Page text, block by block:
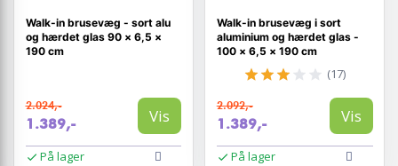
Walk-in brusevæg - sort alu
og hærdet glas 90 × 6,5 ×
190 cm
2.024,-
1.389,- Vis
På lager
Walk-in brusevæg i sort
aluminium og hærdet glas -
100 × 6,5 × 190 cm
(17)
2.092,-
1.389,- Vis
På lager